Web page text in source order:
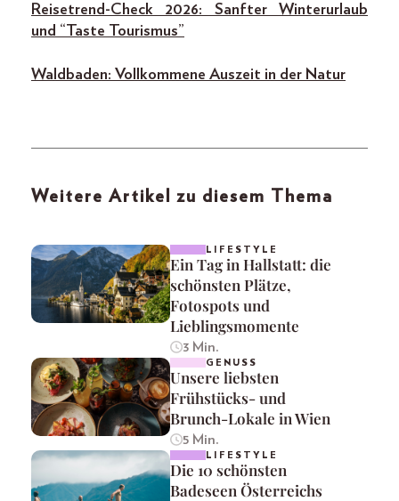
Reisetrend-Check 2026: Sanfter Winterurlaub
und “Taste Tourismus”
Waldbaden: Vollkommene Auszeit in der Natur
Weitere Artikel zu diesem Thema
LIFESTYLE
Ein Tag in Hallstatt: die
schönsten Plätze,
Fotospots und
Lieblingsmomente
3 Min.
GENUSS
Unsere liebsten
Frühstücks- und
Brunch-Lokale in Wien
5 Min.
LIFESTYLE
Die 10 schönsten
Badeseen Österreichs